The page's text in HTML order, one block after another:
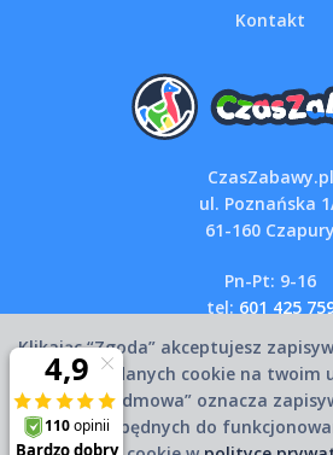
Kontakt
CzasZabawy.pl
ul. Poznańska
61-160 Czapury
Pn-Pt: 9-16
tel: 601 425
Klikając “Zgoda” akceptujesz
wszystkich danych cookie na twoim
Kliknięcie “Odmowa” oznacza
danych niezbędnych do